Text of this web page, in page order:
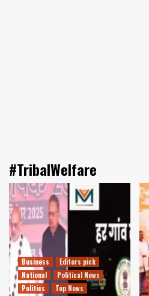
#TribalWelfare
Business
Editors pick
National
Political News
Politics
Top News